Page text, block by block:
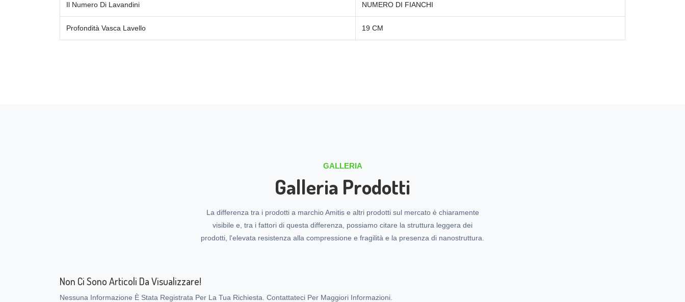
Il Numero Di Lavandini NUMERO DI FIANCHI
Profondità Vasca Lavello 19 CM
GALLERIA
Galleria Prodotti
La differenza tra i prodotti a marchio Amitis e altri prodotti sul mercato è chiaramente
visibile e, tra i fattori di questa differenza, possiamo citare la struttura leggera dei
prodotti, l'elevata resistenza alla compressione e fragilità e la presenza di nanostruttura.
Non Ci Sono Articoli Da Visualizzare!
Nessuna Informazione È Stata Registrata Per La Tua Richiesta. Contattateci Per Maggiori Informazioni.